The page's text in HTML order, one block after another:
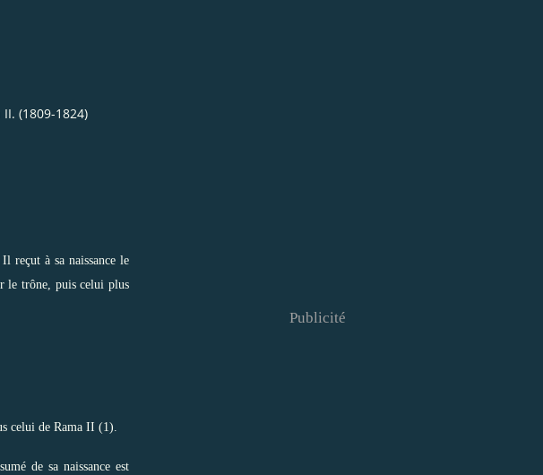
II. (1809-1824)
reçut à sa naissance le
le trône, puis celui plus
celui de Rama II (1).
de sa naissance est
Publicité